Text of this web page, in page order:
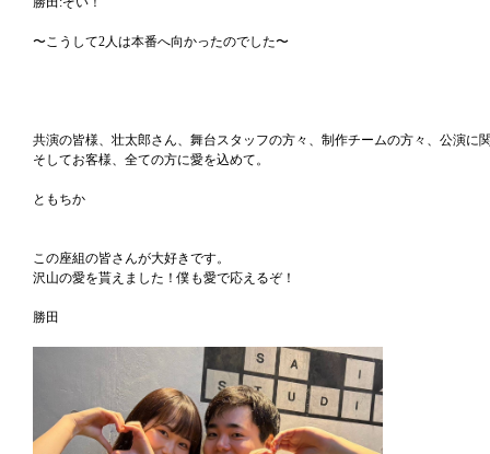
〜こうして2人は本番へ向かったのでした〜
共演の皆様、壮太郎さん、舞台スタッフの方々、制作チームの方々、公演に
そしてお客様、全ての方に愛を込めて。
ともちか
この座組の皆さんが大好きです。
沢山の愛を貰えました！僕も愛で応えるぞ！
勝田